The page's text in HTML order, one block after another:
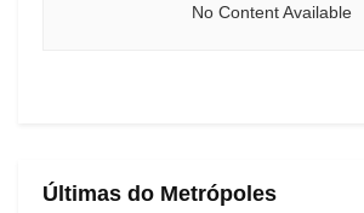
No Content Available
Últimas do Metrópoles